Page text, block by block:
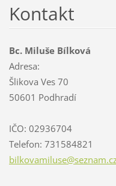
Kontakt
Bc. Miluše Bílková
Adresa:
Šlikova Ves 70
50601 Podhradí
IČO: 02936704
Telefon: 731584821
bilkovamiluse@se